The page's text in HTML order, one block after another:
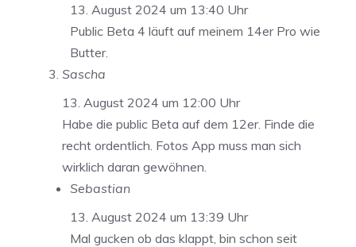
13. August 2024 um 13:40 Uhr
Public Beta 4 läuft auf meinem 14er Pro wie
Butter.
Sascha
13. August 2024 um 12:00 Uhr
Habe die public Beta auf dem 12er. Finde die
recht ordentlich. Fotos App muss man sich
wirklich daran gewöhnen.
Sebastian
13. August 2024 um 13:39 Uhr
Mal gucken ob das klappt, bin schon seit